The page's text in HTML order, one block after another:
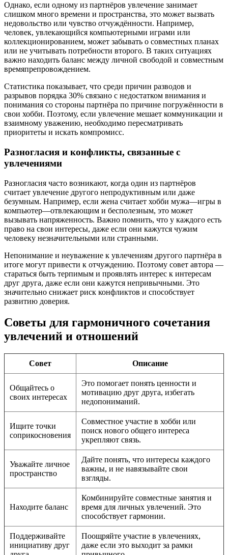
Однако, если одному из партнёров увлечение занимает
слишком много времени и пространства, это может вызвать
недовольство или чувство отчуждённости. Например,
человек, увлекающийся компьютерными играми или
коллекционированием, может забывать о совместных планах
или не учитывать потребности второго. В таких ситуациях
важно находить баланс между личной свободой и совместным
времяпрепровождением.
Статистика показывает, что среди причин разводов и
разрывов порядка 30% связано с недостатком внимания и
понимания со стороны партнёра по причине погружённости в
свои хобби. Поэтому, если увлечение мешает коммуникации и
взаимному уважению, необходимо пересматривать
приоритеты и искать компромисс.
Разногласия и конфликты, связанные с
увлечениями
Разногласия часто возникают, когда один из партнёров
считает увлечение другого непродуктивным или даже
безумным. Например, если жена считает хобби мужа—игры в
компьютер—отвлекающим и бесполезным, это может
вызывать напряженность. Важно помнить, что у каждого есть
право на свои интересы, даже если они кажутся чужим
человеку незначительными или странными.
Непонимание и неуважение к увлечениям другого партнёра в
итоге могут привести к отчуждению. Поэтому совет автора —
стараться быть терпимым и проявлять интерес к интересам
друг друга, даже если они кажутся непривычными. Это
значительно снижает риск конфликтов и способствует
развитию доверия.
Советы для гармоничного сочетания
увлечений и отношений
Совет Описание
Общайтесь о
своих интересах
Это помогает понять ценности и
мотивацию друг друга, избегать
недопониманий.
Ищите точки
соприкосновения
Совместное участие в хобби или
поиск нового общего интереса
укрепляют связь.
Уважайте личное
пространство
Дайте понять, что интересы каждого
важны, и не навязывайте свои
взгляды.
Находите баланс
Комбинируйте совместные занятия и
время для личных увлечений. Это
способствует гармонии.
Поддерживайте
инициативу друг
Поощряйте участие в увлечениях,
даже если это выходит за рамки